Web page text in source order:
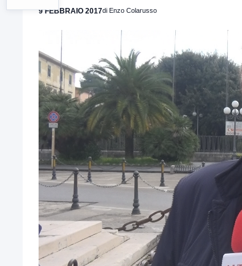
9 FEBBRAIO 2017di Enzo Colarusso